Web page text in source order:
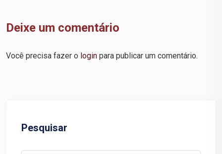
Deixe um comentário
Você precisa fazer o login para publicar um comentário.
Pesquisar